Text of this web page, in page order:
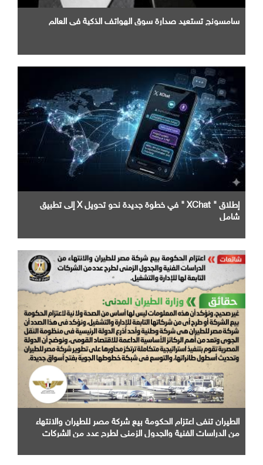
سامسونج تستعيد صدارة سوق الهواتف الذكية في العالم
إطلاق " XChat " في خطوة جديدة نحو تحويل X إلى تطبيق
شامل
الطيران تنفى اعتزام الحكومة بيع شركة مصر للطيران والانتهاء
من الدراسات الفنية والجدول الزمني لطرح عدد من الشركات